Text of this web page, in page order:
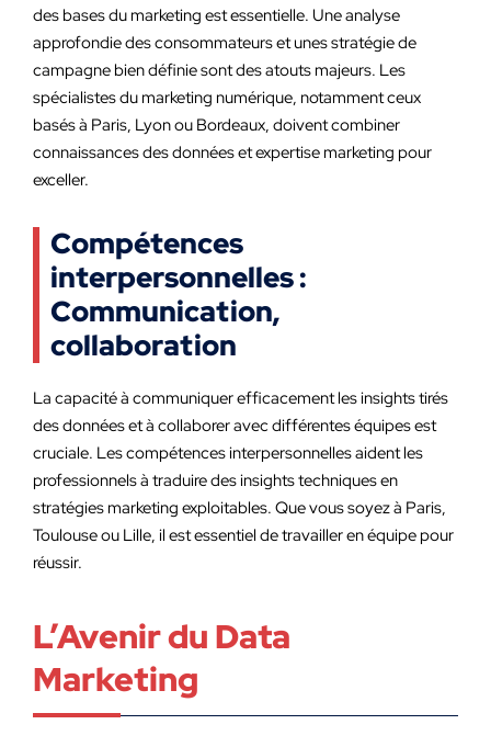
des bases du marketing est essentielle. Une analyse
approfondie des consommateurs et unes stratégie de
campagne bien définie sont des atouts majeurs. Les
spécialistes du marketing numérique, notamment ceux
basés à Paris, Lyon ou Bordeaux, doivent combiner
connaissances des données et expertise marketing pour
exceller.
Compétences
interpersonnelles :
Communication,
collaboration
La capacité à communiquer efficacement les insights tirés
des données et à collaborer avec différentes équipes est
cruciale. Les compétences interpersonnelles aident les
professionnels à traduire des insights techniques en
stratégies marketing exploitables. Que vous soyez à Paris,
Toulouse ou Lille, il est essentiel de travailler en équipe pour
réussir.
L’Avenir du Data
Marketing